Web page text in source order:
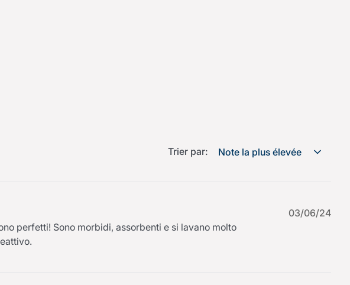
Trier par: Note la plus élevée
perfetti! Sono morbidi, assorbenti e si lavano molto
03/06/24